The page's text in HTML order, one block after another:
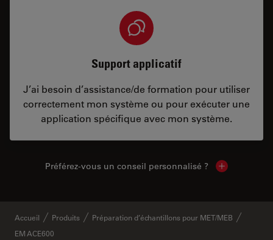
Support applicatif
J’ai besoin d’assistance/de formation pour utiliser
correctement mon système ou pour exécuter une
application spécifique avec mon système.
Préférez-vous un conseil personnalisé ? Show local
Accueil Produits
Préparation d’échantillons pour MET/MEB
EM ACE600